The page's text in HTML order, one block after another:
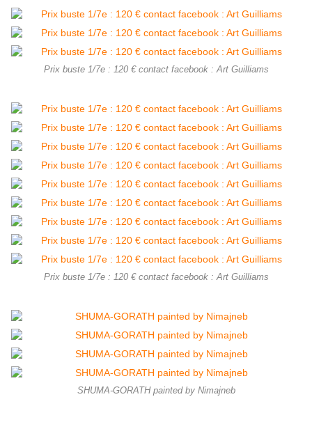
Prix buste 1/7e : 120 € contact facebook : Art Guilliams
Prix buste 1/7e : 120 € contact facebook : Art Guilliams
SHUMA-GORATH painted by Nimajneb